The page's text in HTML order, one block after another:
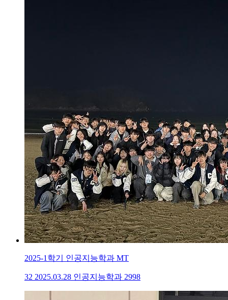
2025-1학기 인공지능학과 MT
32 2025.03.28 인공지능학과 2998